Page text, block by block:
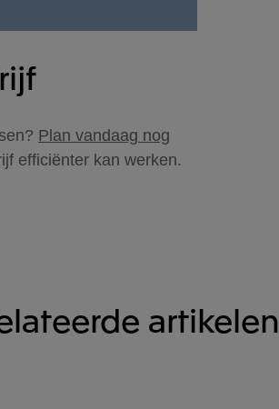
Plan vandaag nog
efficiënter kan werken.
artikelen